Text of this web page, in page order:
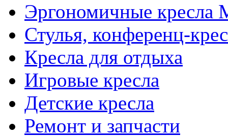
Эргономичные
Стулья, конференц-
Кресла для отдыха
Игровые кресла
Детские кресла
Ремонт и запчасти